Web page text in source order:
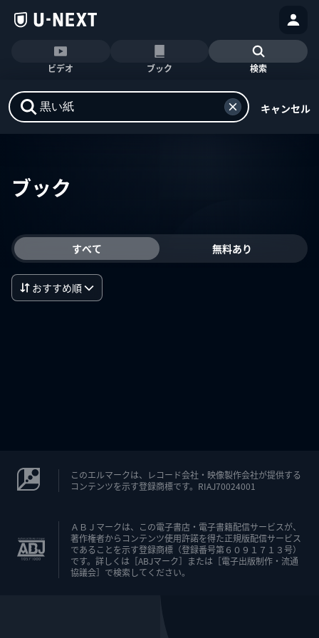
ビデオ ブック 検索
キャンセル
ブック
すべて 無料あり
おすすめ順
このエルマークは、レコード会社・映像製作会社が提供する
コンテンツを示す登録商標です。RIAJ70024001
ＡＢＪマークは、この電子書店・電子書籍配信サービスが、
著作権者からコンテンツ使用許諾を得た正規版配信サービス
であることを示す登録商標（登録番号第６０９１７１３号）
です。詳しくは［ABJマーク］または［電子出版制作・流通
協議会］で検索してください。